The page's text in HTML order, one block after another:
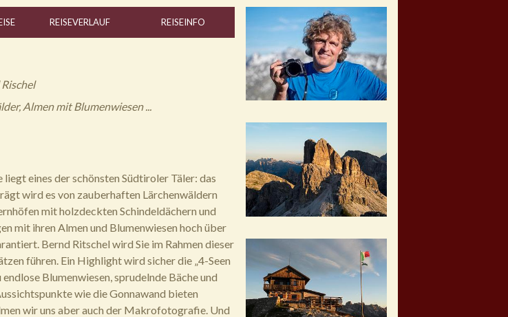
REISEVERLAUF REISEINFO
Almen mit Blumenwiesen ...
eines der schönsten Südtiroler Täler: das
wird es von zauberhaften Lärchenwäldern
mit holzdeckten Schindeldächern und
mit ihren Almen und Blumenwiesen hoch über
Bernd Ritschel wird Sie im Rahmen dieser
führen. Ein Highlight wird sicher die „4-Seen
Blumenwiesen, sprudelnde Bäche und
wie die Gonnawand bieten
wir uns aber auch der Makrofotografie. Und